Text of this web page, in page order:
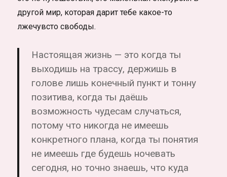
другой мир, которая дарит тебе какое-то
лжечувсто свободы.
Настоящая жизнь — это когда ты
выходишь на трассу, держишь в
голове лишь конечный пункт и тонну
позитива, когда ты даёшь
возможность чудесам случаться,
потому что никогда не имеешь
конкретного плана, когда ты понятия
не имеешь где будешь ночевать
сегодня, но точно знаешь, что куда